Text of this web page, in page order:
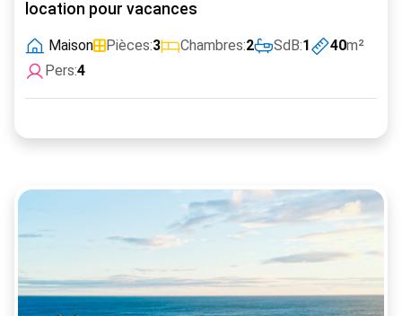
location pour vacances
Maison Pièces:3 Chambres:2 SdB:1 40m²
Pers:4